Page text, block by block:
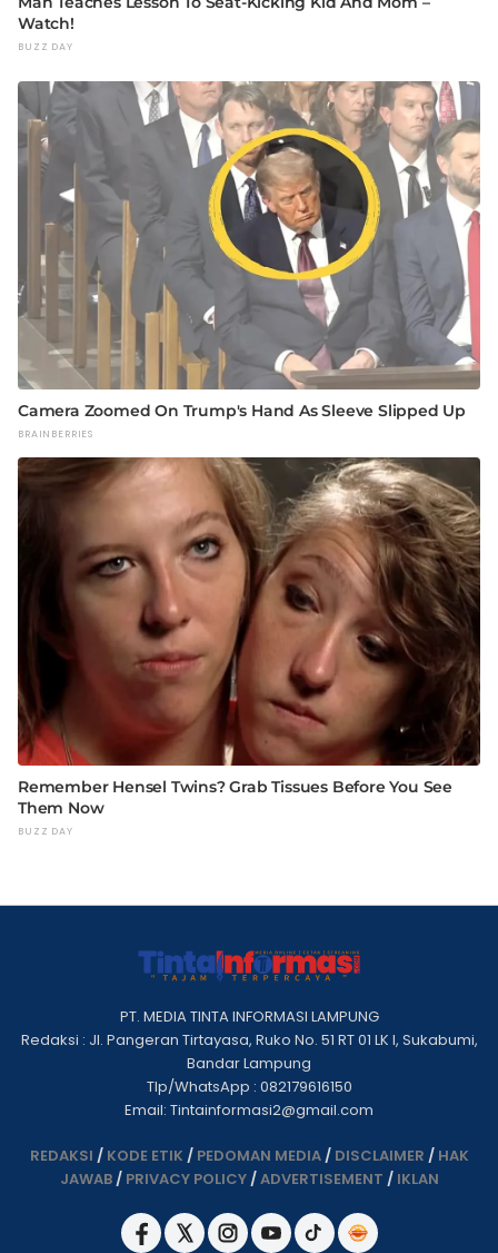
PT. MEDIA TINTA INFORMASI LAMPUNG
Redaksi : Jl. Pangeran Tirtayasa, Ruko No. 51 RT 01 LK I, Sukabumi,
Bandar Lampung
Tlp/WhatsApp : 082179616150
Email: Tintainformasi2@gmail.com
REDAKSI / KODE ETIK / PEDOMAN MEDIA/ DISCLAIMER / HAK
JAWAB/ PRIVACY POLICY/ADVERTISEMENT / IKLAN